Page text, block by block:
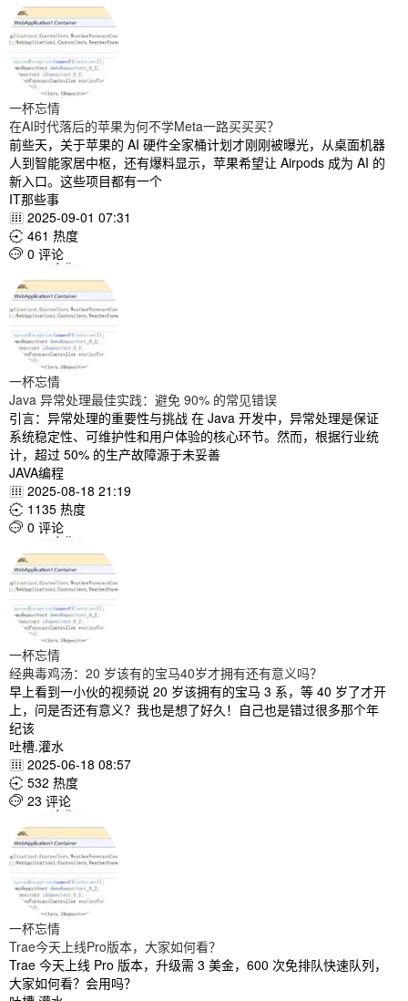
一杯忘情
在AI时代落后的苹果为何不学Meta一路买买买？
前些天，关于苹果的 AI 硬件全家桶计划才刚刚被曝光，从桌面机器
人到智能家居中枢，还有爆料显示，苹果希望让 Airpods 成为 AI 的
新入口。这些项目都有一个
IT那些事
 2025-09-01 07:31
 461 热度
 0 评论
一杯忘情
Java 异常处理最佳实践：避免 90% 的常见错误
引言：异常处理的重要性与挑战 在 Java 开发中，异常处理是保证
系统稳定性、可维护性和用户体验的核心环节。然而，根据行业统
计，超过 50% 的生产故障源于未妥善
JAVA编程
 2025-08-18 21:19
 1135 热度
 0 评论
一杯忘情
经典毒鸡汤：20 岁该有的宝马40岁才拥有还有意义吗？
早上看到一小伙的视频说 20 岁该拥有的宝马 3 系，等 40 岁了才开
上，问是否还有意义？我也是想了好久！自己也是错过很多那个年
纪该
吐槽.灌水
 2025-06-18 08:57
 532 热度
 23 评论
一杯忘情
Trae今天上线Pro版本，大家如何看？
Trae 今天上线 Pro 版本，升级需 3 美金，600 次免排队快速队列，
大家如何看？会用吗？